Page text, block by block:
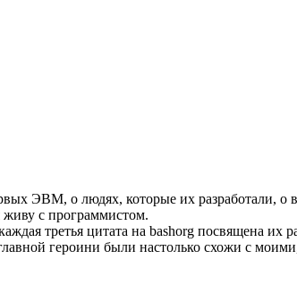
ЭВМ, о людях, которые их разработали,
живу с программистом.
третья цитата на bashorg посвящена их
героини были настолько схожи с